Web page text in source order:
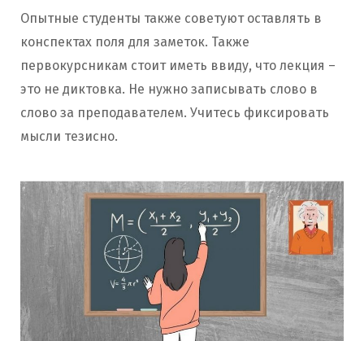
Опытные студенты также советуют оставлять в
конспектах поля для заметок. Также
первокурсникам стоит иметь ввиду, что лекция –
это не диктовка. Не нужно записывать слово в
слово за преподавателем. Учитесь фиксировать
мысли тезисно.